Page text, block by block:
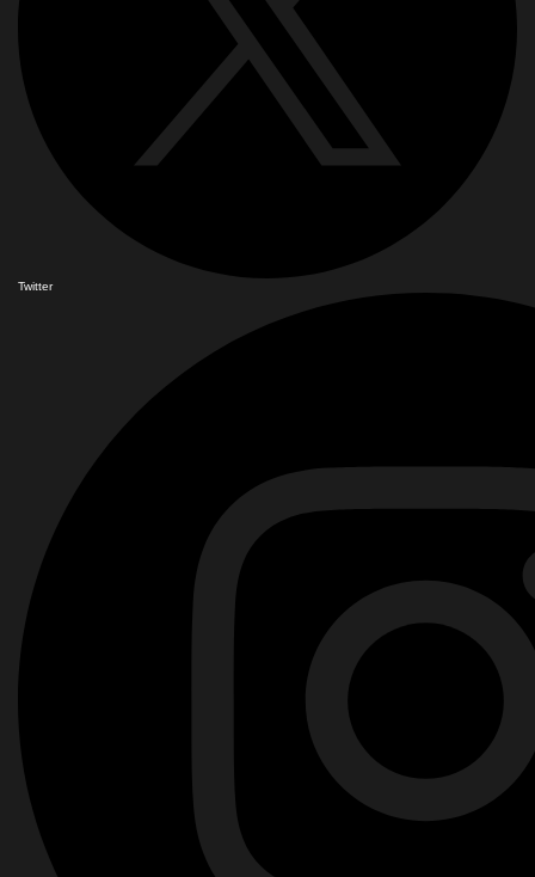
Twitter